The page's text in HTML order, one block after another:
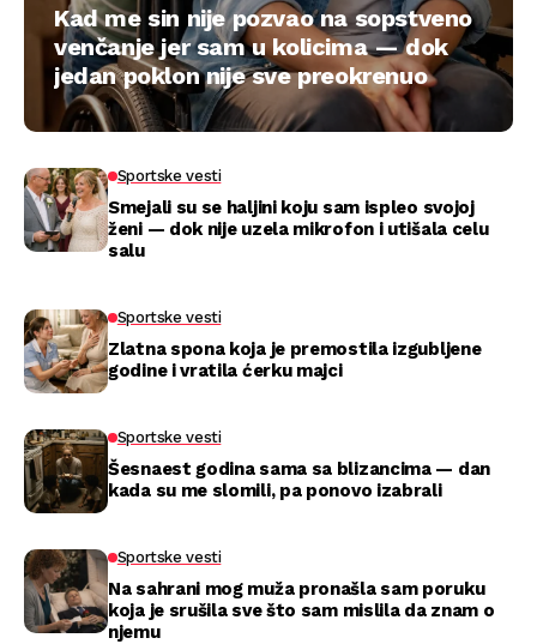
Kad me sin nije pozvao na sopstveno
venčanje jer sam u kolicima — dok
jedan poklon nije sve preokrenuo
Sportske vesti
Smejali su se haljini koju sam ispleo svojoj
ženi — dok nije uzela mikrofon i utišala celu
salu
Sportske vesti
Zlatna spona koja je premostila izgubljene
godine i vratila ćerku majci
Sportske vesti
Šesnaest godina sama sa blizancima — dan
kada su me slomili, pa ponovo izabrali
Sportske vesti
Na sahrani mog muža pronašla sam poruku
koja je srušila sve što sam mislila da znam o
njemu